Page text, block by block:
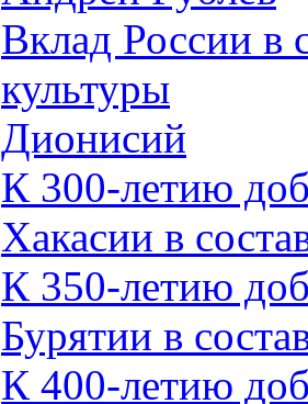
Вклад России в
культуры
Дионисий
К 300-летию
Хакасии в
К 350-летию
Бурятии в
К 400-летию